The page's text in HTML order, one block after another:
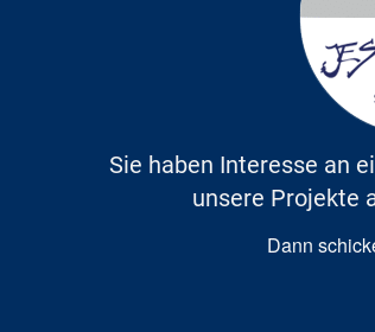
Sie haben Interesse an
unsere Projekte
Dann